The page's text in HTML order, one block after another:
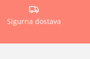
Sigurna dostava